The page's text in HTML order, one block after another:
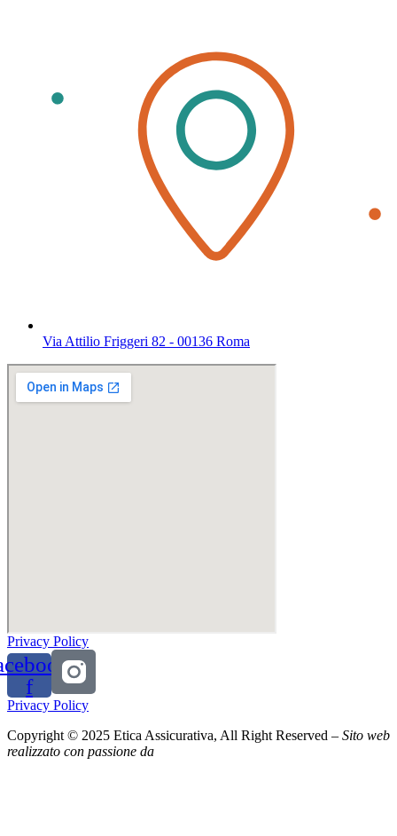
Via Attilio Friggeri 82 - 00136 Roma
Privacy Policy
f
Privacy Policy
Copyright © 2025 Etica Assicurativa, All Right Reserved – Sito web
realizzato con passione da